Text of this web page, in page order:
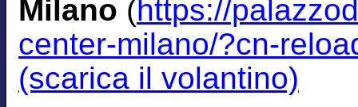
Milano (https://
center-milano/?cn-
(scarica il volantino)